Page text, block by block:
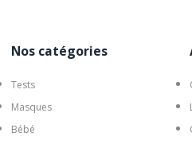
Nos catégories
Tests
Masques
Bébé